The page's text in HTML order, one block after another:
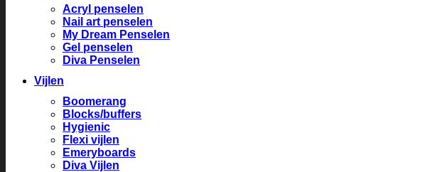
Acryl penselen
Nail art penselen
My Dream Penselen
Gel penselen
Diva Penselen
Vijlen
Boomerang
Blocks/buffers
Hygienic
Flexi vijlen
Emeryboards
Diva Vijlen